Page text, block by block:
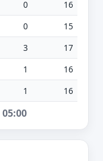
0
16
0
15
3
17
1
16
1 16
05:00